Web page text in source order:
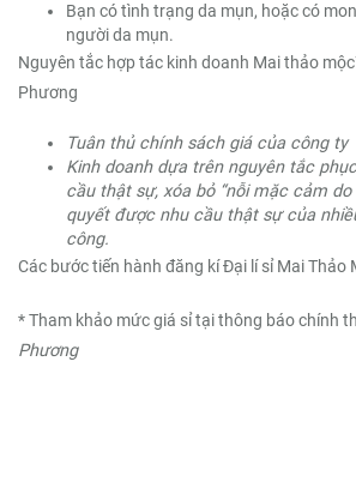
Bạn có tình trạng da mụn, hoặc có
người da mụn.
Nguyên tắc hợp tác kinh doanh Mai thảo
Phương
Tuân thủ chính sách giá của công ty
Kinh doanh dựa trên nguyên tắc
cầu thật sự, xóa bỏ “nỗi mặc cảm do
quyết được nhu cầu thật sự của
công.
Các bước tiến hành đăng kí Đại lí sỉ Mai Thảo
* Tham khảo mức giá sỉ tại thông báo chính
Phương